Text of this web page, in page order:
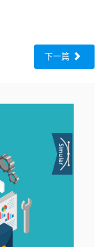
下一篇